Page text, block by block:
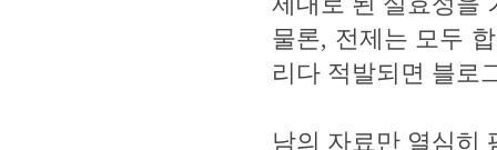
물론, 전제는 모두
리다 적발되면 블로
남의 자료만 열심히